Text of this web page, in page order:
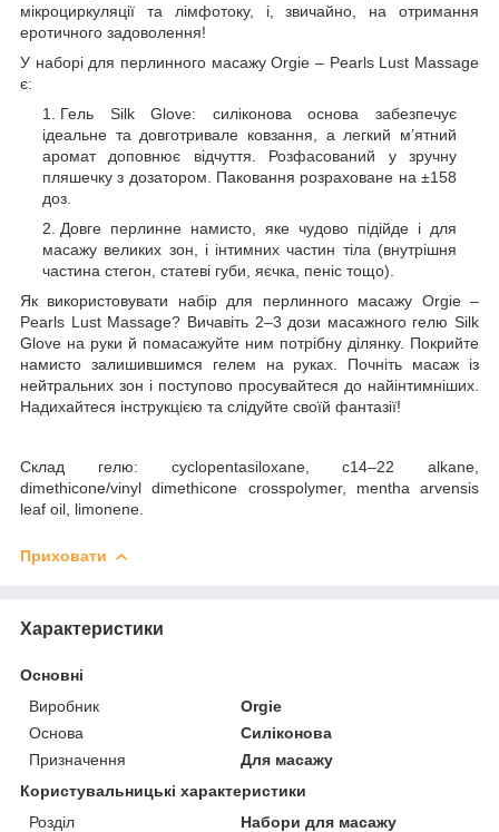
мікроциркуляції та лімфотоку, і, звичайно, на отримання
еротичного задоволення!
У наборі для перлинного масажу Orgie – Pearls Lust Massage
є:
Гель Silk Glove: силіконова основа забезпечує
ідеальне та довготривале ковзання, а легкий м’ятний
аромат доповнює відчуття. Розфасований у зручну
пляшечку з дозатором. Паковання розраховане на ±158
доз.
Довге перлинне намисто, яке чудово підійде і для
масажу великих зон, і інтимних частин тіла (внутрішня
частина стегон, статеві губи, яєчка, пеніс тощо).
Як використовувати набір для перлинного масажу Orgie –
Pearls Lust Massage? Вичавіть 2–3 дози масажного гелю Silk
Glove на руки й помасажуйте ним потрібну ділянку. Покрийте
намисто залишившимся гелем на руках. Почніть масаж із
нейтральних зон і поступово просувайтеся до найінтимніших.
Надихайтеся інструкцією та слідуйте своїй фантазії!
Склад гелю: cyclopentasiloxane, c14–22 alkane,
dimethicone/vinyl dimethicone crosspolymer, mentha arvensis
leaf oil, limonene.
Приховати
Характеристики
Основні
Виробник
Orgie
Основа
Силіконова
Призначення
Для масажу
Користувальницькі характеристики
Розділ
Набори для масажу